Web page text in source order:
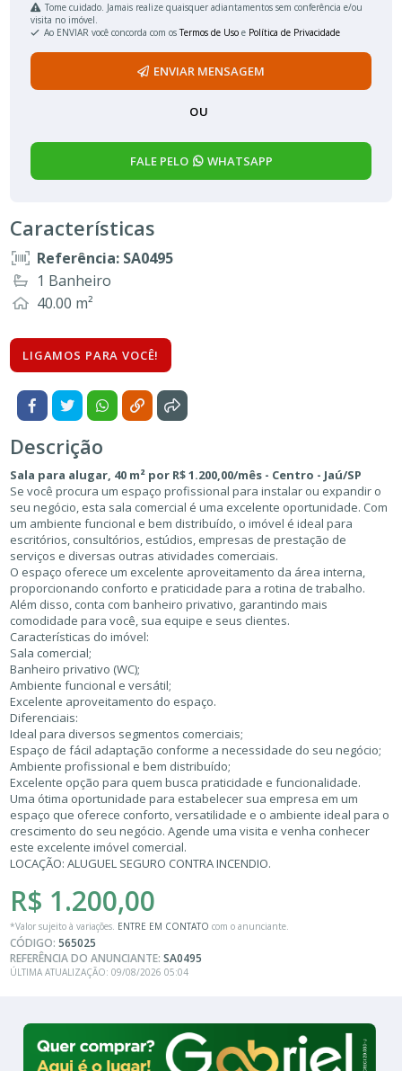
Tome cuidado. Jamais realize quaisquer adiantamentos sem conferência e/ou
visita no imóvel.
Ao ENVIAR você concorda com osTermos de Uso e Política de Privacidade
ENVIAR MENSAGEM
OU
FALE PELO WHATSAPP
Características
Referência: SA0495
1 Banheiro
40.00 m²
LIGAMOS PARA VOCÊ!
Descrição
Sala para alugar, 40 m² por R$ 1.200,00/mês - Centro - Jaú/SP
Se você procura um espaço profissional para instalar ou expandir o
seu negócio, esta sala comercial é uma excelente oportunidade. Com
um ambiente funcional e bem distribuído, o imóvel é ideal para
escritórios, consultórios, estúdios, empresas de prestação de
serviços e diversas outras atividades comerciais.
O espaço oferece um excelente aproveitamento da área interna,
proporcionando conforto e praticidade para a rotina de trabalho.
Além disso, conta com banheiro privativo, garantindo mais
comodidade para você, sua equipe e seus clientes.
Características do imóvel:
Sala comercial;
Banheiro privativo (WC);
Ambiente funcional e versátil;
Excelente aproveitamento do espaço.
Diferenciais:
Ideal para diversos segmentos comerciais;
Espaço de fácil adaptação conforme a necessidade do seu negócio;
Ambiente profissional e bem distribuído;
Excelente opção para quem busca praticidade e funcionalidade.
Uma ótima oportunidade para estabelecer sua empresa em um
espaço que oferece conforto, versatilidade e o ambiente ideal para o
crescimento do seu negócio. Agende uma visita e venha conhecer
este excelente imóvel comercial.
LOCAÇÃO: ALUGUEL SEGURO CONTRA INCENDIO.
R$ 1.200,00
*Valor sujeito à variações. ENTRE EM CONTATO com o anunciante.
CÓDIGO:565025
REFERÊNCIA DO ANUNCIANTE:SA0495
ÚLTIMA ATUALIZAÇÃO: 09/08/2026 05:04